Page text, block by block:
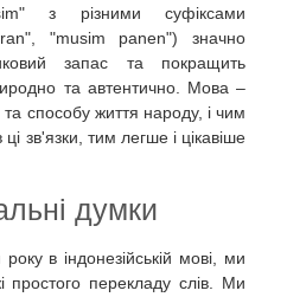
з різними суфіксами
"musim panen") значно
запас та покращить
та автентично. Мова –
способу життя народу, і чим
зв'язки, тим легше і цікавіше
думки
в індонезійській мові, ми
перекладу слів. Ми